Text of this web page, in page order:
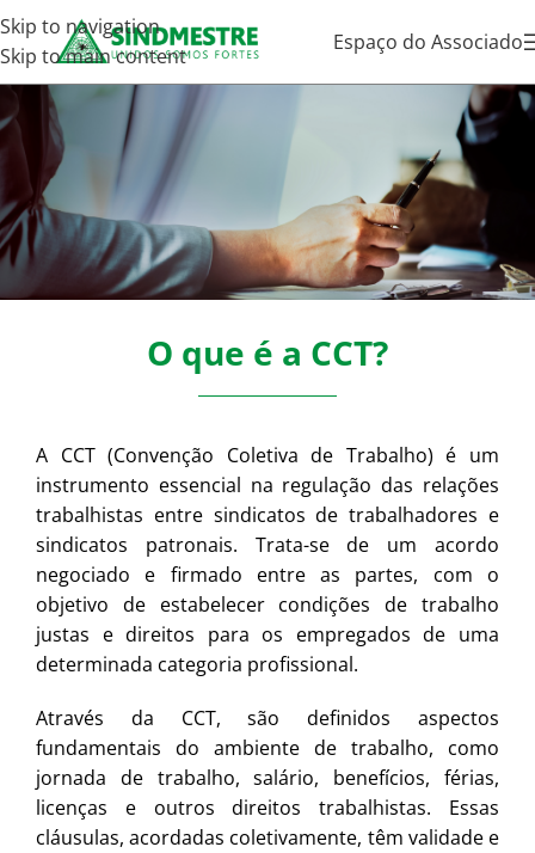
Skip to navigation
Skip to main content
Espaço do Associado
Convenções Coletivas
O que é a CCT?
A CCT (Convenção Coletiva de Trabalho) é um
instrumento essencial na regulação das relações
trabalhistas entre sindicatos de trabalhadores e
sindicatos patronais. Trata-se de um acordo
negociado e firmado entre as partes, com o
objetivo de estabelecer condições de trabalho
justas e direitos para os empregados de uma
determinada categoria profissional.
Através da CCT, são definidos aspectos
fundamentais do ambiente de trabalho, como
jornada de trabalho, salário, benefícios, férias,
licenças e outros direitos trabalhistas. Essas
cláusulas, acordadas coletivamente, têm validade e